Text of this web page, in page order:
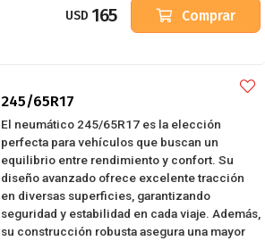
USD 165 Comprar
245/65R17
El neumático 245/65R17 es la elección
perfecta para vehículos que buscan un
equilibrio entre rendimiento y confort. Su
diseño avanzado ofrece excelente tracción
en diversas superficies, garantizando
seguridad y estabilidad en cada viaje. Además,
su construcción robusta asegura una mayor